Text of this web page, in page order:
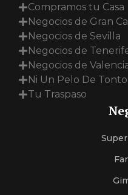
Compramos tu Casa
Negocios de Gran
Negocios de Sevilla
Negocios de
Negocios de
Ni Un Pelo De Tonto
Tu Traspaso